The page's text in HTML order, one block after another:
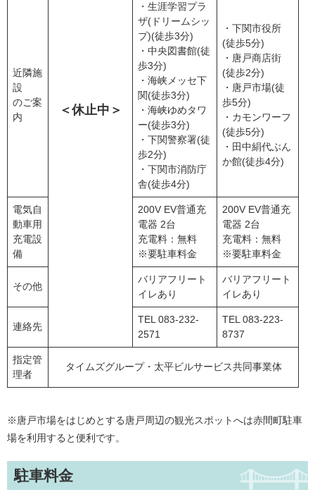
＜休止中＞
近隣施
設
のご案
内
・生涯学習プラ
ザ(ドリームシッ
プ)(徒歩3分)
・中央図書館(徒
歩3分)
・海峡メッセ下
関(徒歩3分)
・海峡ゆめタワ
ー(徒歩3分)
・下関警察署(徒
歩2分)
・下関市消防庁
舎(徒歩4分)
・下関市役所
(徒歩5分)
・唐戸商店街
(徒歩2分)
・唐戸市場(徒
歩5分)
・カモンワーフ
(徒歩5分)
・田中絹代ぶん
か館(徒歩4分)
電気自
動車用
充電設
備
200V EV普通充
電器 2台
充電料：無料
※要駐車料金
200V EV普通充
電器 2台
充電料：無料
※要駐車料金
その他
バリアフリート
イレあり
バリアフリート
イレあり
連絡先
TEL 083-232-
2571
TEL 083-223-
8737
指定管
理者
タイムズグループ・太平ビルサービス共同事業体
※唐戸市場をはじめとする唐戸周辺の観光スポットへは赤間町駐車
場を利用すると便利です。
駐車料金